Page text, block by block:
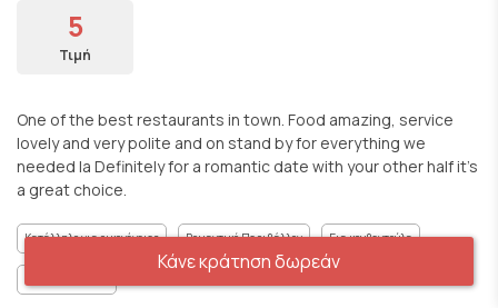
5
Τιμή
One of the best restaurants in town. Food amazing, service
lovely and very polite and on stand by for everything we
needed la Definitely for a romantic date with your other half it’s
a great choice.
Κατάλληλο για οικογένειες Ρομαντικό Περιβάλλον Για κουβεντούλα
Κάνε κράτηση δωρεάν